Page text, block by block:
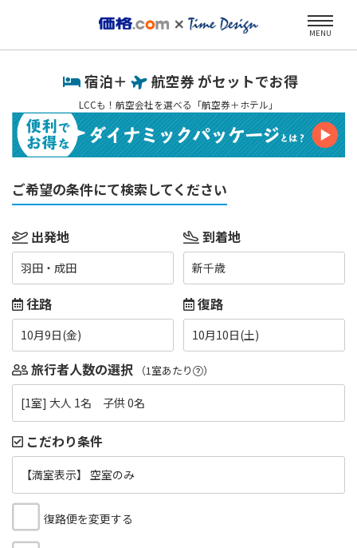
MENU
宿泊＋ 航空券 がセットでお得
LCCも！航空会社を選べる「航空券＋ホテル」
ご希望の条件にて検索してください
出発地
羽田・成田
到着地
新千歳
往路
10月9日(金)
復路
10月10日(土)
旅行者人数の選択 （1室あたり ）
[1室] 大人 1名 子供 0名
こだわり条件
【満室表示】 空室のみ
復路便を変更する